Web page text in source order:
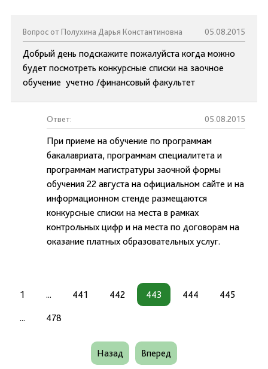
Вопрос от Полухина Дарья Константиновна 05.08.2015
Добрый день подскажите пожалуйста когда можно
будет посмотреть конкурсные списки на заочное
обучение учетно /финансовый факультет
Ответ: 05.08.2015
При приеме на обучение по программам
бакалавриата, программам специалитета и
программам магистратуры заочной формы
обучения 22 августа на официальном сайте и на
информационном стенде размещаются
конкурсные списки на места в рамках
контрольных цифр и на места по договорам на
оказание платных образовательных услуг.
1 ... 441 442 443 444 445
... 478
Назад Вперед